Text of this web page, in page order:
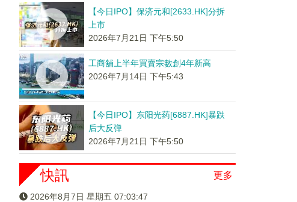
【今日IPO】保济元和[2633.HK]分拆
上市
2026年7月21日 下午5:50
工商舖上半年買賣宗數創4年新高
2026年7月14日 下午5:43
【今日IPO】东阳光药[6887.HK]暴跌
后大反弹
2026年7月21日 下午5:50
更多
快訊
2026年8月7日 星期五 07:03:47